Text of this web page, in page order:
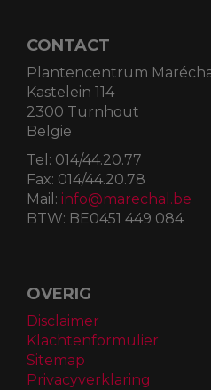
Zo
Feestdagen
FACEBOOK
CONTACT
Plantencentrum Maréchal
Fax:014/44.20.78
Mail: info@marechal.be
BTW:BE0451 449 084